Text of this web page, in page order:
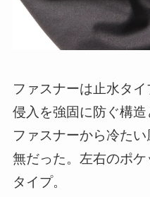
ファスナーは止水タ
侵入を強固に防ぐ構
ファスナーから冷た
無だった。左右のポ
タイプ。